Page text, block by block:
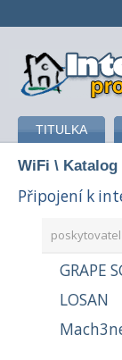
připojení
TITULKA
WiFi \
Připojení k
poskytovatel
GRAPE
LOSAN